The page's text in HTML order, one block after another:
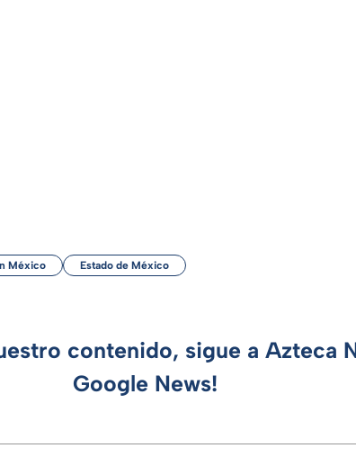
México Estado de México
contenido, sigue a Azteca
Google News!